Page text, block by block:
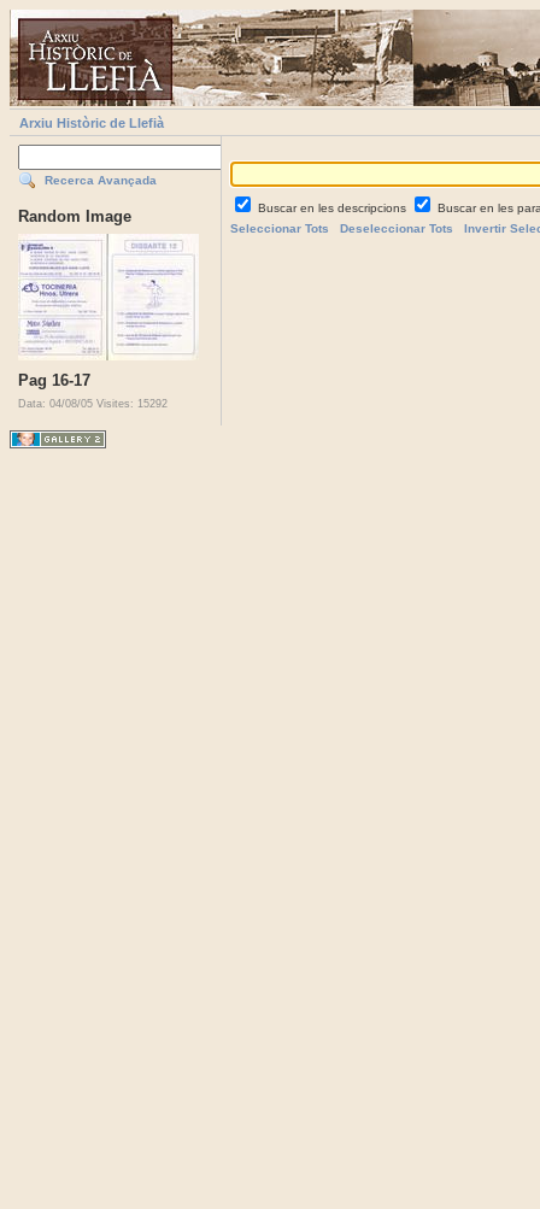
Arxiu Històric de Llefià
Recerca Avançada
Random Image
Pag 16-17
Data: 04/08/05 Visites: 15292
Buscar en les descripcions
Buscar en les
Seleccionar Tots
Deseleccionar Tots Invertir